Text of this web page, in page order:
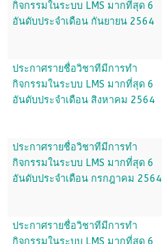
กิจกรรมในระบบ LMS มากที่สุด 6
อันดับประจำเดือน กันยายน 2564
ประกาศรายชื่อวิชาทีมีการทำ
กิจกรรมในระบบ LMS มากที่สุด 6
อันดับประจำเดือน สิงหาคม 2564
ประกาศรายชื่อวิชาทีมีการทำ
กิจกรรมในระบบ LMS มากที่สุด 6
อันดับประจำเดือน กรกฎาคม 2564
ประกาศรายชื่อวิชาทีมีการทำ
กิจกรรมในระบบ LMS มากที่สุด 6